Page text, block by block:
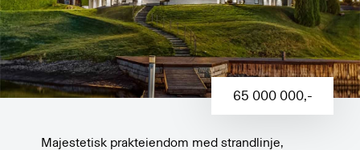
65 000 000,-
Majestetisk prakteiendom med strandlinje,